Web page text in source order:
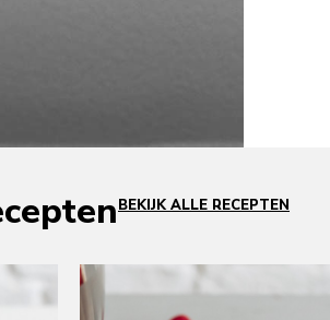
BEKIJK ALLE RECEPTEN